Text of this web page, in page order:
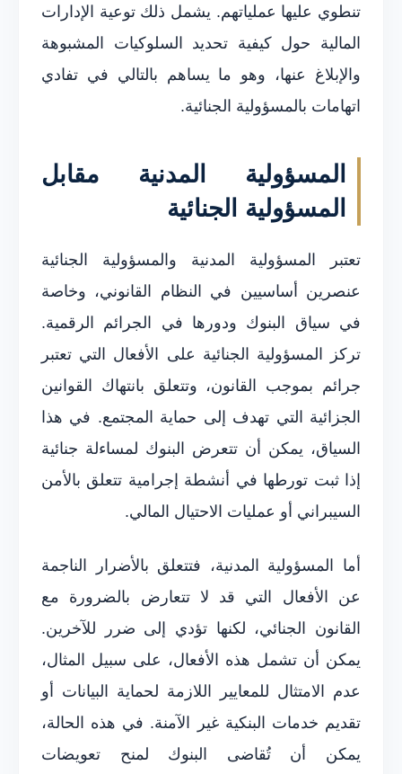
تنطوي عليها عملياتهم. يشمل ذلك توعية الإدارات
المالية حول كيفية تحديد السلوكيات المشبوهة
والإبلاغ عنها، وهو ما يساهم بالتالي في تفادي
اتهامات بالمسؤولية الجنائية.
المسؤولية المدنية مقابل
المسؤولية الجنائية
تعتبر المسؤولية المدنية والمسؤولية الجنائية
عنصرين أساسيين في النظام القانوني، وخاصة
في سياق البنوك ودورها في الجرائم الرقمية.
تركز المسؤولية الجنائية على الأفعال التي تعتبر
جرائم بموجب القانون، وتتعلق بانتهاك القوانين
الجزائية التي تهدف إلى حماية المجتمع. في هذا
السياق، يمكن أن تتعرض البنوك لمساءلة جنائية
إذا ثبت تورطها في أنشطة إجرامية تتعلق بالأمن
السيبراني أو عمليات الاحتيال المالي.
أما المسؤولية المدنية، فتتعلق بالأضرار الناجمة
عن الأفعال التي قد لا تتعارض بالضرورة مع
القانون الجنائي، لكنها تؤدي إلى ضرر للآخرين.
يمكن أن تشمل هذه الأفعال، على سبيل المثال،
عدم الامتثال للمعايير اللازمة لحماية البيانات أو
تقديم خدمات البنكية غير الآمنة. في هذه الحالة،
يمكن أن تُقاضى البنوك لمنح تعويضات